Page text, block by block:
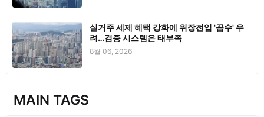
실거주 세제 혜택 강화에 위장전입 '꼼수' 우
려…검증 시스템은 태부족
8월 06, 2026
MAIN TAGS